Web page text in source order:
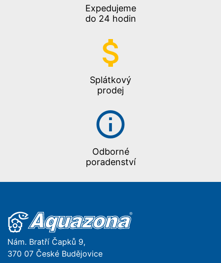
Expedujeme
do 24 hodin
Splátkový
prodej
Odborné
poradenství
Nám. Bratří Čapků 9,
370 07 České Budějovice